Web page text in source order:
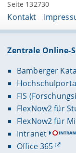
Seite 132730
Kontakt
Zentrale Online-
Bamberger
FIS
FlexNow2 für
FlexNow2 für
Intranet
Office 365